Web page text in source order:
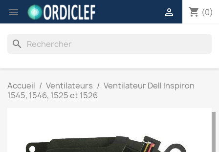
 shopping_cart (0)

search
Accueil Ventilateurs
Ventilateur Dell Inspiron
1545, 1546, 1525 et 1526